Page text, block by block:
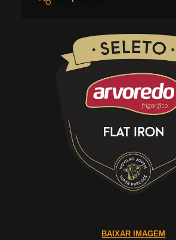
BAIXAR IMAGEM